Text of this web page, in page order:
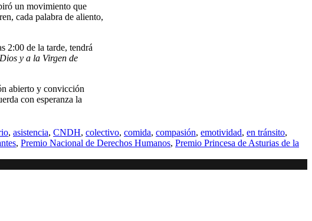
un movimiento que
cada palabra de aliento,
2:00 de la tarde, tendrá
y a la Virgen de
abierto y convicción
con esperanza la
, asistencia, CNDH, colectivo, comida, compasión, emotividad, en tránsito,
, Premio Nacional de Derechos Humanos, Premio Princesa de Asturias de la